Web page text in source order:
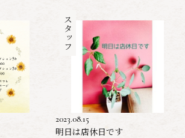
スタッフ
2023.08.15
明日は店休日です